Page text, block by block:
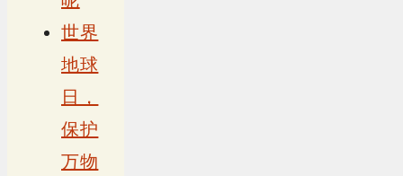
世界
地球
日，
保护
万物